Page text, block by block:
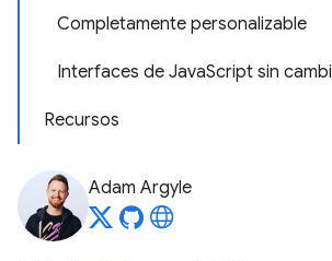
Completamente personalizable
Interfaces de JavaScript sin
Recursos
Adam Argyle